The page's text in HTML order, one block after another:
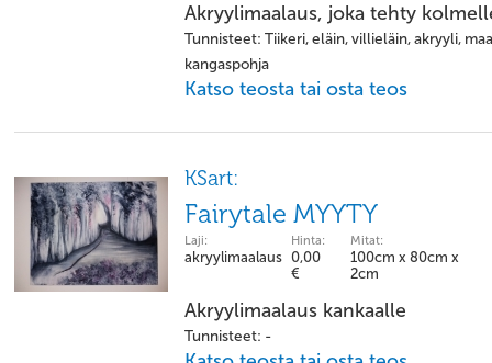
Akryylimaalaus, joka tehty
Tunnisteet: Tiikeri, eläin, villieläin, akryyli,
kangaspohja
Katso teosta tai osta teos
KSart:
Fairytale MYYTY
Laji:
akryylimaalaus
Hinta:
0,00
€
Mitat:
100cm x 80cm x
2cm
Akryylimaalaus kankaalle
Tunnisteet: -